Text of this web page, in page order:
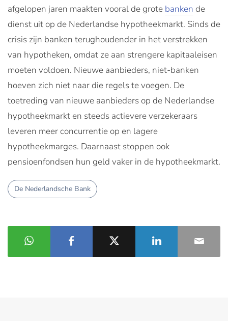
afgelopen jaren maakten vooral de grote banken de
dienst uit op de Nederlandse hypotheekmarkt. Sinds de
crisis zijn banken terughoudender in het verstrekken
van hypotheken, omdat ze aan strengere kapitaaleisen
moeten voldoen. Nieuwe aanbieders, niet-banken
hoeven zich niet naar die regels te voegen. De
toetreding van nieuwe aanbieders op de Nederlandse
hypotheekmarkt en steeds actievere verzekeraars
leveren meer concurrentie op en lagere
hypotheekmarges. Daarnaast stoppen ook
pensioenfondsen hun geld vaker in de hypotheekmarkt.
De Nederlandsche Bank